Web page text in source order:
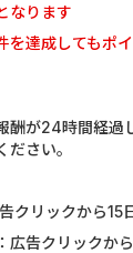
なります
を達成してもポ
酬が24時間経過
さい。
クリックから15
広告クリックか